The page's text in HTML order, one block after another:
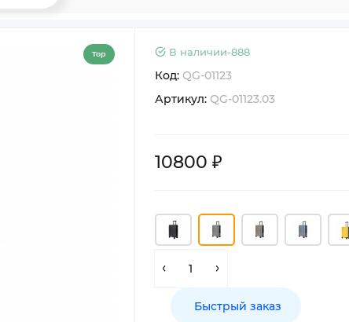
Top В наличии-888
Код: QG-01123
Артикул: QG-01123.03
10800 ₽
Быстрый заказ